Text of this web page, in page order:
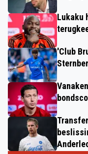
Lukaku
'Club